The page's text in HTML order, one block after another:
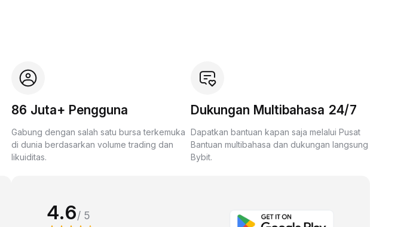
86 Juta+ Pengguna
Gabung dengan salah satu bursa terkemuka
di dunia berdasarkan volume trading dan
likuiditas.
Dukungan Multibahasa 24/7
Dapatkan bantuan kapan saja melalui Pusat
Bantuan multibahasa dan dukungan langsung
Bybit.
4.6/ 5